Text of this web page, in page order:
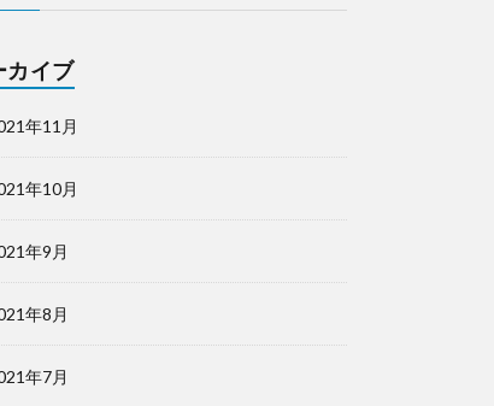
カイブ
年11月
年10月
年9月
年8月
年7月